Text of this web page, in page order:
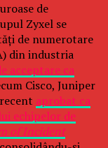
de
Zyxel se
de numerotare
din industria
acceptare ca
Cisco, Juniper
aprobat ca
echipelor de
of Incident